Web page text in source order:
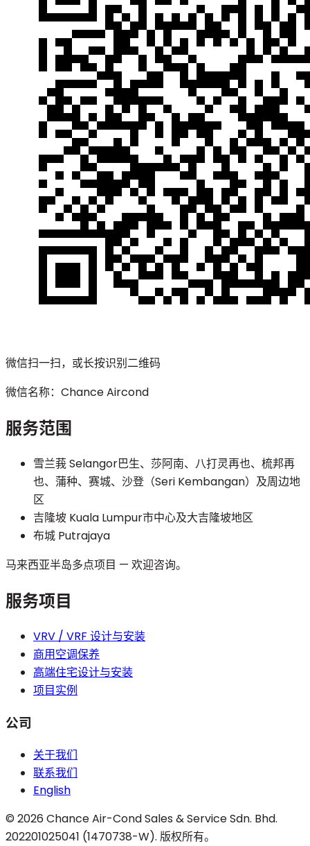
微信扫一扫，或长按识别二维码
微信名称： Chance Aircond
服务范围
雪兰莪 Selangor巴生、莎阿南、八打灵再也、梳邦再
也、蒲种、赛城、沙登（Seri Kembangan）及周边地
区
吉隆坡 Kuala Lumpur市中心及大吉隆坡地区
布城 Putrajaya
马来西亚半岛多点项目 — 欢迎咨询。
服务项目
VRV / VRF 设计与安装
商用空调保养
高端住宅设计与安装
项目实例
公司
关于我们
联系我们
English
© 2026 Chance Air-Cond Sales & Service Sdn. Bhd.
202201025041 (1470738-W). 版权所有。